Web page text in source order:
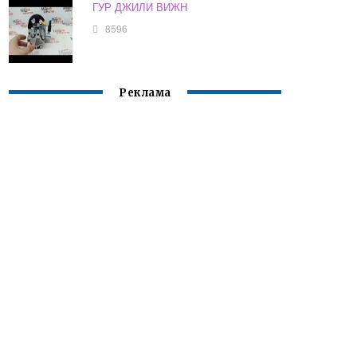
ГУР ДЖИЛИ ВИЖН
8596
Реклама